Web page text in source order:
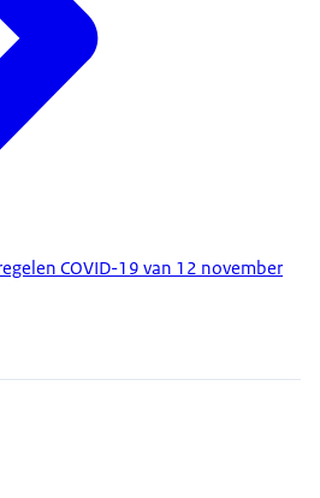
COVID-19 van 12 november